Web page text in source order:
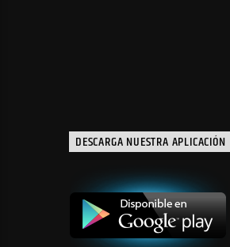
DESCARGA NUESTRA APLICACIÓN